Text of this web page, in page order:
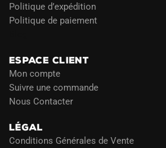
Politique d’expédition
Politique de paiement
ESPACE CLIENT
Mon compte
Suivre une commande
Nous Contacter
LÉGAL
Conditions Générales de Vente